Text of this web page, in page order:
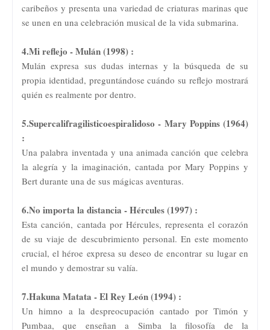
caribeños y presenta una variedad de criaturas marinas que
se unen en una celebración musical de la vida submarina.
4.Mi reflejo - Mulán (1998) :
Mulán expresa sus dudas internas y la búsqueda de su
propia identidad, preguntándose cuándo su reflejo mostrará
quién es realmente por dentro.
5.Supercalifragilisticoespiralidoso - Mary Poppins (1964)
:
Una palabra inventada y una animada canción que celebra
la alegría y la imaginación, cantada por Mary Poppins y
Bert durante una de sus mágicas aventuras.
6.No importa la distancia - Hércules (1997) :
Esta canción, cantada por Hércules, representa el corazón
de su viaje de descubrimiento personal. En este momento
crucial, el héroe expresa su deseo de encontrar su lugar en
el mundo y demostrar su valía.
7.Hakuna Matata - El Rey León (1994) :
Un himno a la despreocupación cantado por Timón y
Pumbaa, que enseñan a Simba la filosofía de la